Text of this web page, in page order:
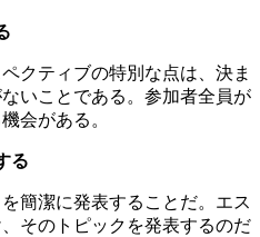
クティブの特別な点は、決ま
いことである。参加者全員が
会がある。
る
簡潔に発表することだ。エス
そのトピックを発表するのだ